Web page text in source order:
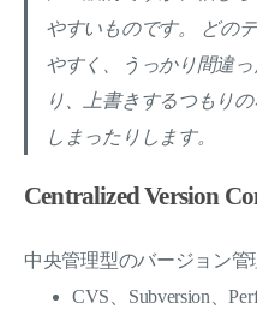
やすいものです。 どの
やすく、うっかり間違
り、上書きするつもり
しまったりします。
Centralized Version
中央管理型のバージョン管
CVS、Subversion、